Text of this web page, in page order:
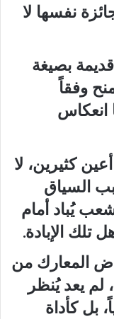
نفسها لا
بصيغة
وفقاً
انعكاس
كثيرين، لا
السياق
يُباد أمام
تلك الإبادة.
المعارك من
لم يعد يُنظر
بل كأداة